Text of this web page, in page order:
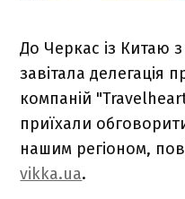
До Черкас із Китаю
завітала делегація
компаній
приїхали
нашим регіоном,
vikka.ua.